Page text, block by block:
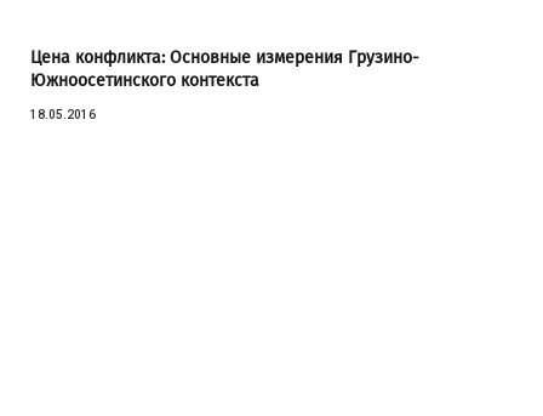
Цена конфликта: Основные измерения Грузино-
Южноосетинского контекста
18.05.2016